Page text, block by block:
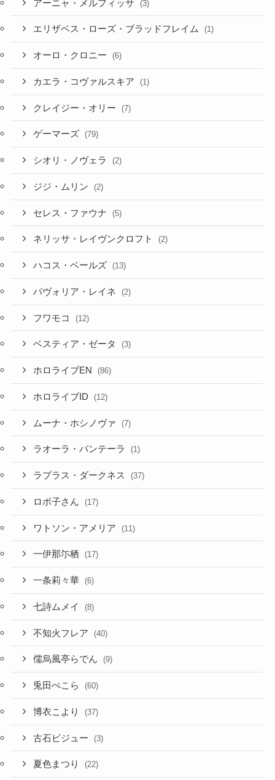
アーニャ・メルフィッサ (3)
エリザベス・ローズ・ブラッドフレイム (1)
オーロ・クロニー (6)
カエラ・コヴァルスキア (1)
クレイジー・オリー (7)
ゲーマーズ (79)
シオリ・ノヴェラ (2)
ジジ・ムリン (2)
セレス・ファウナ (5)
ネリッサ・レイヴンクロフト (2)
ハコス・ベールズ (13)
パヴォリア・レイネ (2)
フワモコ (12)
ベスティア・ゼータ (3)
ホロライブEN (86)
ホロライブID (12)
ムーナ・ホシノヴァ (7)
ラオーラ・パンテーラ (1)
ラプラス・ダークネス (37)
ロボ子さん (17)
ワトソン・アメリア (11)
一伊那尓栖 (17)
一条莉々華 (6)
七詩ムメイ (8)
不知火フレア (40)
儒烏風亭らでん (9)
兎田ぺこら (60)
博衣こより (37)
古石ビジュー (3)
夏色まつり (22)